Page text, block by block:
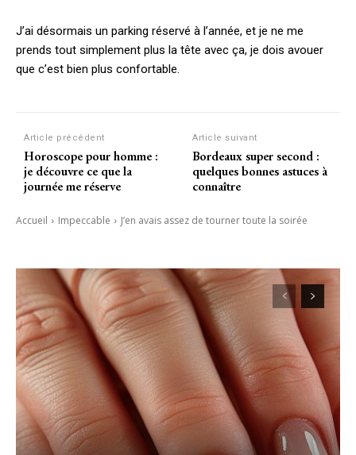
J’ai désormais un parking réservé à l’année, et je ne me
prends tout simplement plus la tête avec ça, je dois avouer
que c’est bien plus confortable.
Article précédent
Horoscope pour homme :
je découvre ce que la
journée me réserve
Article suivant
Bordeaux super second :
quelques bonnes astuces à
connaître
Accueil Impeccable J’en avais assez de tourner toute la soirée